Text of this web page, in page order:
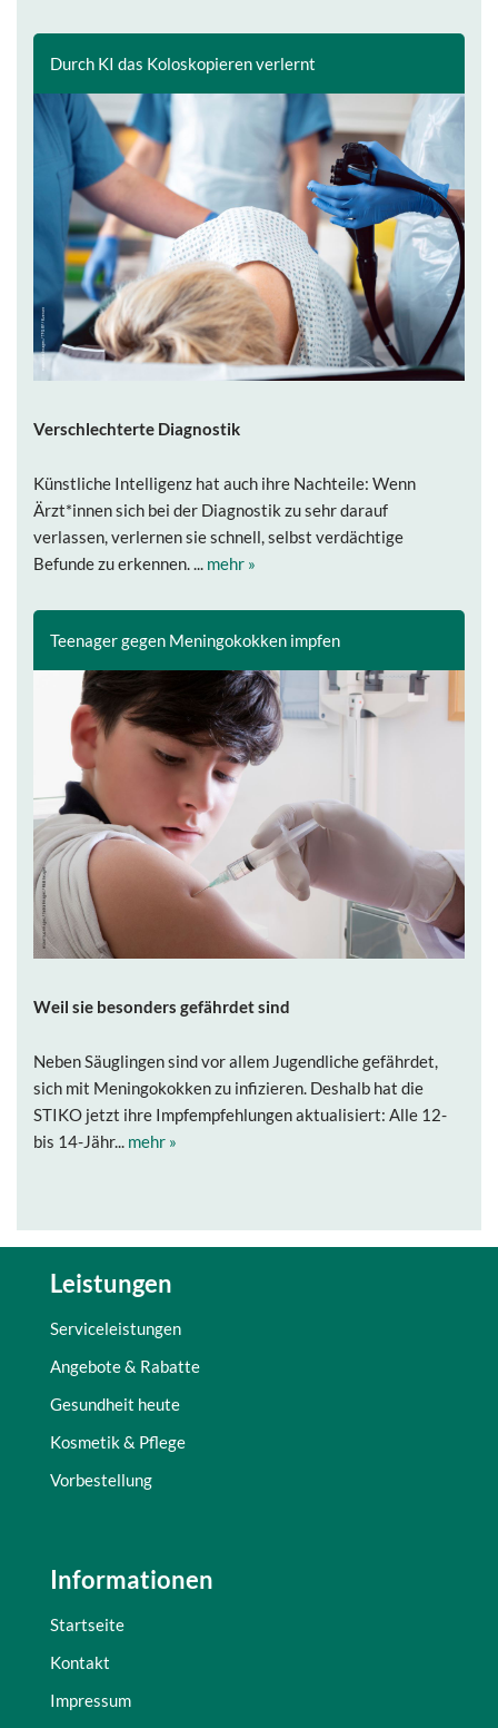
Durch KI das Koloskopieren verlernt
Verschlechterte Diagnostik
Künstliche Intelligenz hat auch ihre Nachteile: Wenn
Ärzt*innen sich bei der Diagnostik zu sehr darauf
verlassen, verlernen sie schnell, selbst verdächtige
Befunde zu erkennen. ... mehr »
Teenager gegen Meningokokken impfen
Weil sie besonders gefährdet sind
Neben Säuglingen sind vor allem Jugendliche gefährdet,
sich mit Meningokokken zu infizieren. Deshalb hat die
STIKO jetzt ihre Impfempfehlungen aktualisiert: Alle 12-
bis 14-Jähr... mehr »
Leistungen
Serviceleistungen
Angebote & Rabatte
Gesundheit heute
Kosmetik & Pflege
Vorbestellung
Informationen
Startseite
Kontakt
Impressum